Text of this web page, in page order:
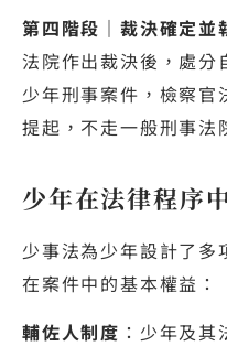
第四階段｜裁決確定並
法院作出裁決後，處分
少年刑事案件，檢察
提起，不走一般刑事法
少年在法律程序
少事法為少年設計了
在案件中的基本權益：
輔佐人制度 ：少年及